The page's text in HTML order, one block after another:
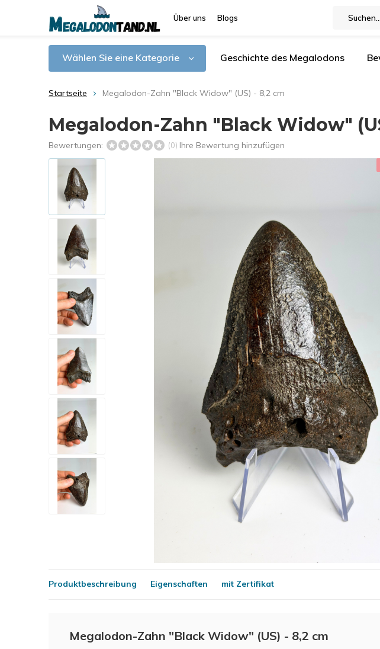
Über uns Blogs
Wählen Sie eine Kategorie Geschichte des Megalodons
Startseite Megalodon-Zahn "Black Widow" (US) - 8,2 cm
Megalodon-Zahn "Black Widow"
Bewertungen: (0) Ihre Bewertung hinzufügen
Produktbeschreibung Eigenschaften mit Zertifikat
Megalodon-Zahn "Black Widow" (US) - 8,2 cm